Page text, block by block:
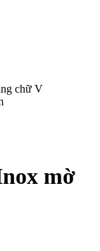
chữ V
mờ